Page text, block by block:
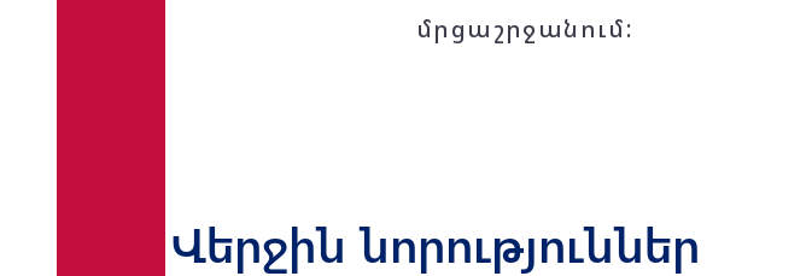
մրցաշրջանում:
Վերջին նորություններ